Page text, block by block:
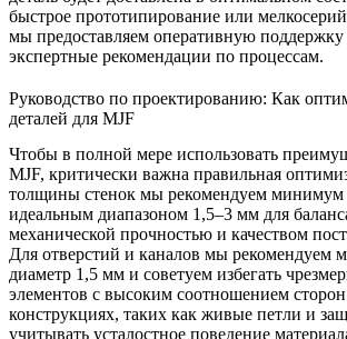
быстрое прототипирование или
мы предоставляем оперативную поддержку
экспертные рекомендации по процессам.
Руководство по проектированию: Как
деталей для MJF
Чтобы в полной мере использовать
MJF, критически важна правильная
толщины стенок мы рекомендуем минимум
идеальным диапазоном 1,5–3 мм для
механической прочностью и качеством
Для отверстий и каналов мы рекомендуем
диаметр 1,5 мм и советуем избегать
элементов с высоким соотношением
конструкциях, таких как живые петли и
учитывать усталостное поведение